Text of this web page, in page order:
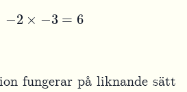
− 2× 3=6
fungerar på liknande sätt